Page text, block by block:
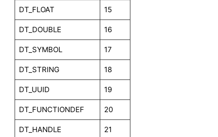
DT_FLOAT 15
DT_DOUBLE 16
DT_SYMBOL 17
DT_STRING 18
DT_UUID 19
DT_FUNCTIONDEF 20
DT_HANDLE 21